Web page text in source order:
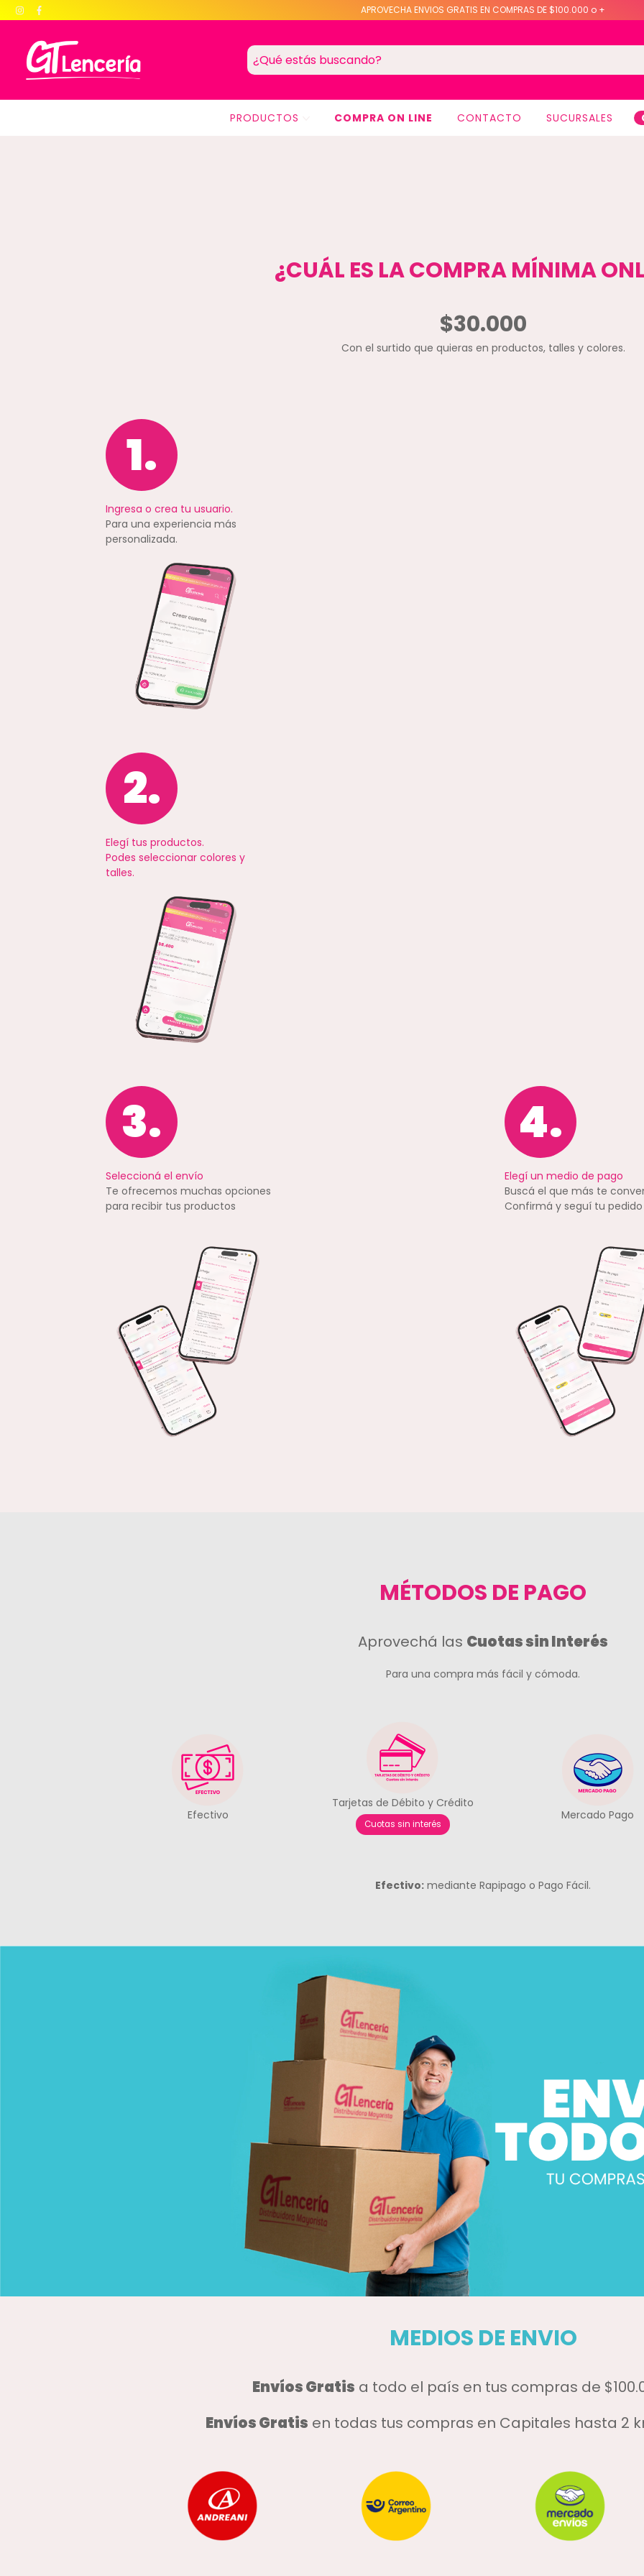
APROVECHA ENVIOS GRATIS EN COMPRAS DE $100.000 o +
PRODUCTOS COMPRA ON LINE CONTACTO SUCURSALES
¿CUÁL ES LA COMPRA MÍNIMA
$30.000
Con el surtido que quieras en productos, talles y colores.
1.
Ingresa o crea tu usuario.
Para una experiencia más
personalizada.
2.
Elegí tus productos.
Podes seleccionar colores y
talles.
3.
Seleccioná el envío
Te ofrecemos muchas opciones
para recibir tus productos
4.
Elegí un medio de pago
Buscá el que más te
Confirmá y seguí tu pedido
MÉTODOS DE PAGO
Aprovechá las Cuotas sin Interés
Para una compra más fácil y cómoda.
Efectivo
Tarjetas de Débito y Crédito
Cuotas sin interés
Mercado Pago
Efectivo: mediante Rapipago o Pago Fácil.
MEDIOS DE ENVIO
Envíos Gratis a todo el país en tus compras de
Envíos Gratis en todas tus compras en Capitales hasta 2